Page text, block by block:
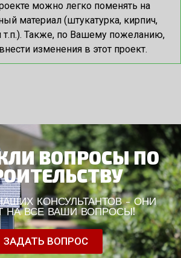
можно легко поменять на
материал (штукатурка, кирпич,
т.п.). Также, по Вашему пожеланию,
изменения в этот проект.
ВОПРОСЫ ПО
КОНСУЛЬТАНТОВ - ОНИ
НА ВСЕ ВАШИ ВОПРОСЫ!
ЗАДАТЬ ВОПРОС